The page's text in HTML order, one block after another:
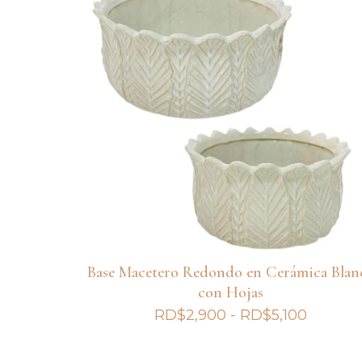
Base Macetero Redondo en Cerámica
con Hojas
RD$2,900 - RD$5,100Rango